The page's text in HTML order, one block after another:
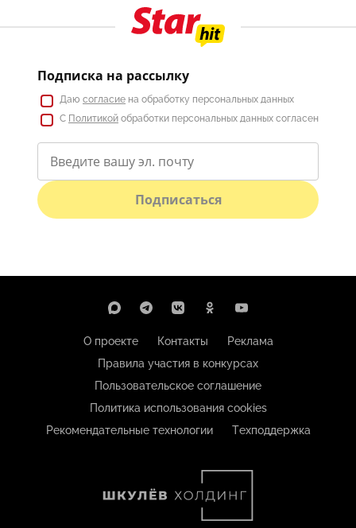
Подписка на рассылку
Даю согласие на обработку персональных данных
С Политикой обработки персональных данных согласен
Подписаться
О проекте Контакты
Реклама
Правила участия в конкурсах
Пользовательское соглашение
Политика использования cookies
Рекомендательные технологии
Техподдержка